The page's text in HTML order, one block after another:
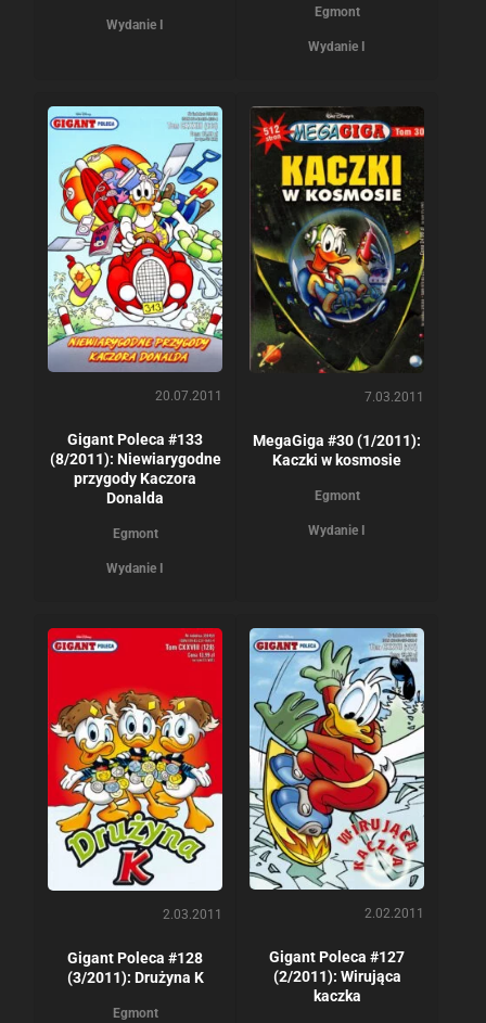
Wydanie I
Egmont
Wydanie I
20.07.2011
Gigant Poleca #133
(8/2011): Niewiarygodne
przygody Kaczora
Donalda
Egmont
Wydanie I
7.03.2011
MegaGiga #30 (1/2011):
Kaczki w kosmosie
Egmont
Wydanie I
2.03.2011
Gigant Poleca #128
(3/2011): Drużyna K
Egmont
2.02.2011
Gigant Poleca #127
(2/2011): Wirująca
kaczka